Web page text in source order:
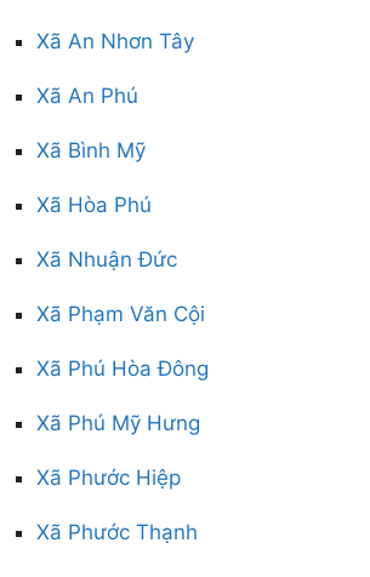
Xã An Nhơn Tây
Xã An Phú
Xã Bình Mỹ
Xã Hòa Phú
Xã Nhuận Đức
Xã Phạm Văn Cội
Xã Phú Hòa Đông
Xã Phú Mỹ Hưng
Xã Phước Hiệp
Xã Phước Thạnh